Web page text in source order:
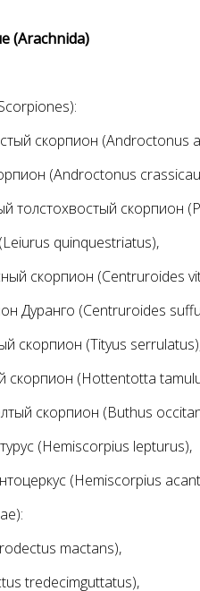
(Arachnida)
скорпион (Androctonus
(Androctonus
толстохвостый скорпион
quinquestriatus),
скорпион (Centruroides
Дуранго (Centruroides
скорпион (Tityus
скорпион (Hottentotta
скорпион (Buthus
(Hemiscorpius lepturus),
(Hemiscorpius
mactans),
tredecimguttatus),